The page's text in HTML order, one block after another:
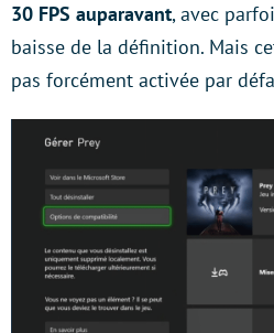
30 FPS auparavant, avec
baisse de la définition. Mais
pas forcément activée par